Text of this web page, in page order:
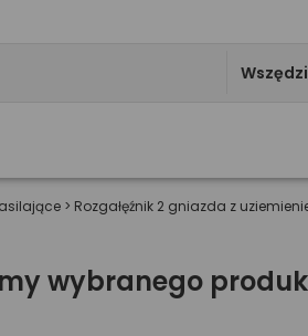
> Rozgałęźnik 2 gniazda z
wybranego